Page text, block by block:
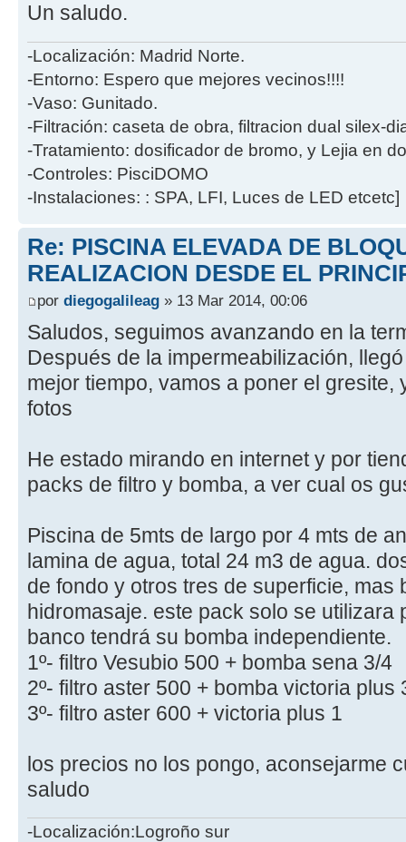
Un saludo.
-Localización: Madrid Norte.
-Entorno: Espero que mejores vecinos!!!!
-Vaso: Gunitado.
-Filtración: caseta de obra, filtracion dual silex-
-Tratamiento: dosificador de bromo, y Lejia en
-Controles: PisciDOMO
-Instalaciones: : SPA, LFI, Luces de LED etcetc]
Re: PISCINA ELEVADA DE
REALIZACION DESDE EL
por diegogalileag » 13 Mar 2014, 00:06
Saludos, seguimos avanzando en la
Después de la impermeabilización,
mejor tiempo, vamos a poner el gresite,
fotos
He estado mirando en internet y por
packs de filtro y bomba, a ver cual os
Piscina de 5mts de largo por 4 mts de
lamina de agua, total 24 m3 de agua.
de fondo y otros tres de superficie, mas
hidromasaje. este pack solo se utilizara
banco tendrá su bomba independiente.
1º- filtro Vesubio 500 + bomba sena 3/4
2º- filtro aster 500 + bomba victoria plus
3º- filtro aster 600 + victoria plus 1
los precios no los pongo, aconsejarme
saludo
-Localización:Logroño sur